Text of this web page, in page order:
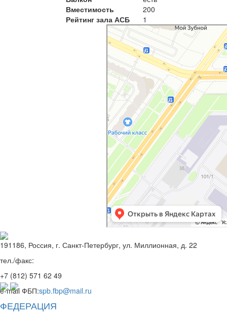
Вместимость
200
Рейтинг зала АСБ
1
Санкт-Петербургский государственный
ВУЗ в Санкт‑Петербурге
191186, Россия, г. Санкт-Петербург, ул. Миллионная, д. 22
тел./факс:
+7 (812) 571 62 49
e-mail ФБП:spb.fbp@mail.ru
ФЕДЕРАЦИЯ